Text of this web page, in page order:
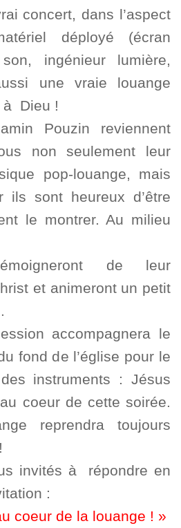
concert, dans l’aspect
déployé (écran
ingénieur lumière,
une vraie louange
à Dieu !
Pouzin reviennent
non seulement leur
pop-louange, mais
sont heureux d’être
le montrer. Au milieu
de leur
et animeront un petit
accompagnera le
fond de l’église pour le
instruments : Jésus
coeur de cette soirée.
reprendra toujours
invités à répondre en
:
coeur de la louange ! »